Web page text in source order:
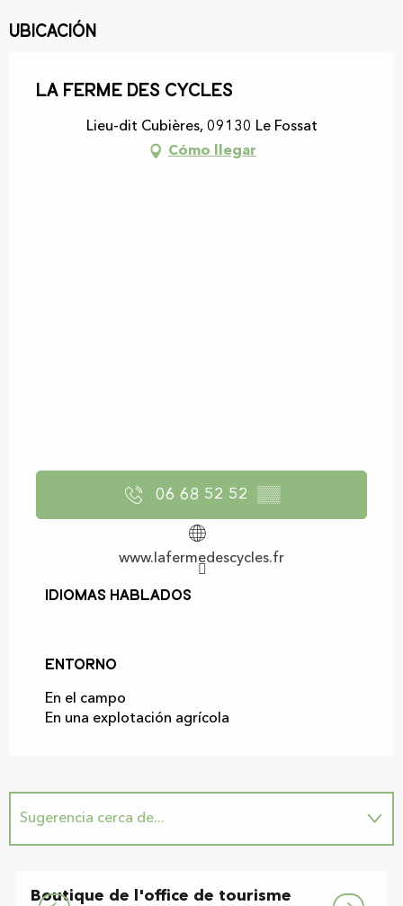
Ubicación
La Ferme des Cycles
Lieu-dit Cubières, 09130 Le Fossat
Cómo llegar
06 68 52 52 ▒▒
www.lafermedescycles.fr
Idiomas hablados
Idiomas hablados
Entorno
Entorno
En el campo
En una explotación agrícola
Sugerencia cerca de...
Boutique de l'office de tourisme